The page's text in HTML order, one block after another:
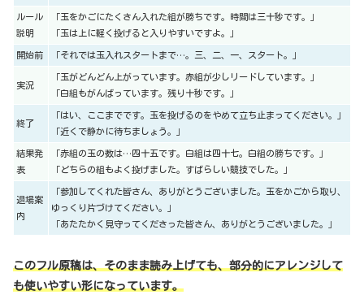
ルール
説明
「玉をかごにたくさん入れた組が勝ちです。時間は三十秒です。」
「玉は上に軽く投げると入りやすいですよ。」
開始前 「それでは玉入れスタートまで…。三、二、一、スタート。」
実況
「玉がどんどん上がっています。赤組が少しリードしています。」
「白組もがんばっています。残り十秒です。」
終了
「はい、ここまでです。玉を投げるのをやめて立ち止まってください。」
「近くで静かに待ちましょう。」
結果発
表
「赤組の玉の数は…四十五です。白組は四十七。白組の勝ちです。」
「どちらの組もよく投げました。すばらしい競技でした。」
退場案
内
「参加してくれた皆さん、ありがとうございました。玉をかごから取り、
ゆっくり片づけてください。」
「あたたかく見守ってくださった皆さん、ありがとうございました。」
このフル原稿は、そのまま読み上げても、部分的にアレンジして
も使いやすい形になっています。